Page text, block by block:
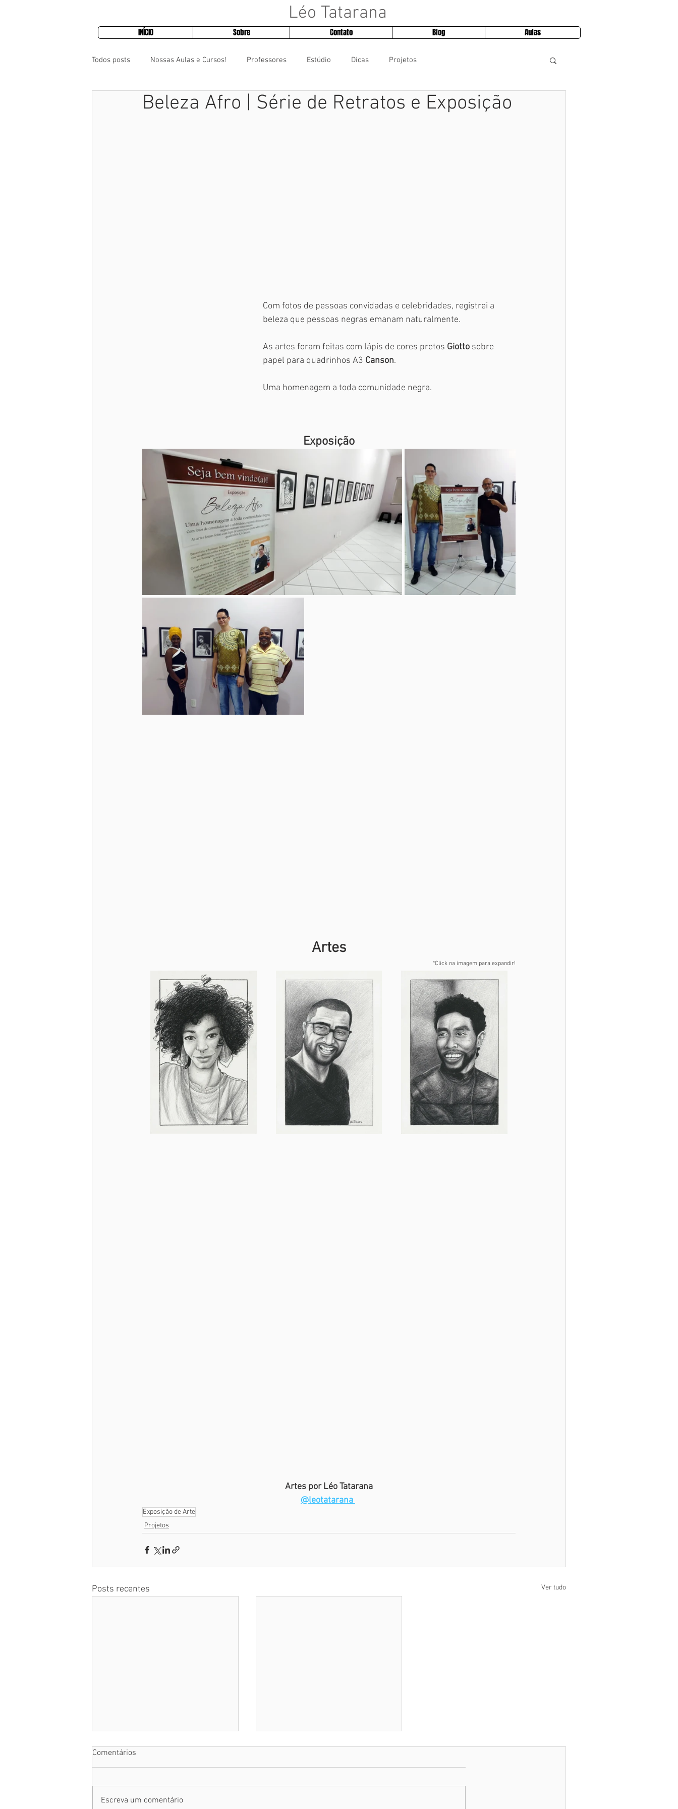
Léo Tatarana
INÍCIO Sobre Contato Blog Aulas
Todos posts Nossas Aulas e Cursos! Professores Estúdio Dicas Projetos
Beleza Afro | Série de Retratos e Exposição
Com fotos de pessoas convidadas e celebridades, registrei a
beleza que pessoas negras emanam naturalmente.
As artes foram feitas com lápis de cores pretos Giotto sobre
papel para quadrinhos A3 Canson.
Uma homenagem a toda comunidade negra.
Exposição
Artes
*Click na imagem para expandir!
Artes por Léo Tatarana
@leotatarana
Exposição de Arte
Projetos
Posts recentes Ver tudo
Comentários
Escreva um comentário